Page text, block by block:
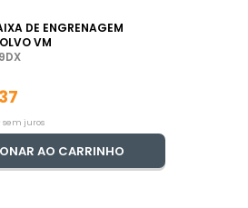
DE ENGRENAGEM
VM
37
sem juros
AO CARRINHO